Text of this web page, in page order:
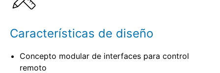
Características de diseño
Concepto modular de interfaces para control
remoto